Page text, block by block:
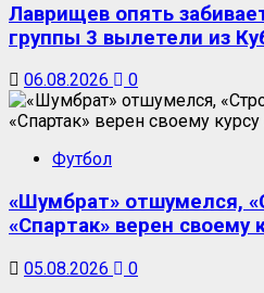
Лаврищев опять
группы 3 вылетели из
06.08.2026 0
Футбол
«Шумбрат» отшумелся,
«Спартак» верен своему
05.08.2026 0